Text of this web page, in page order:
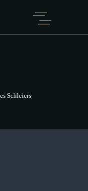
Schleiers